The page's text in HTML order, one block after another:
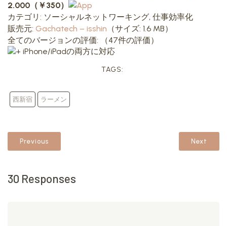
2.000（￥350）
カテゴリ: ソーシャルネットワーキング, 仕事効率化
販売元: Gachatech – isshin （サイズ: 1.6 MB）
全てのバージョンの評価:
（47件の評価）
iPhone/iPadの両方に対応
TAGS:
西新宿 ラーメン
Previous Next
30 Responses